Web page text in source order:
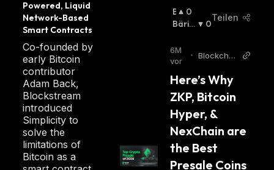
Powered, Liquid
Network-Based
Smart Contracts
Co-founded by
early Bitcoin
contributor
Adam Back,
Blockstream
introduced
Simplicity to
solve the
limitations of
Bitcoin as a
B
U
I
S
H
:
0
Bäris
0
Teilen
6M
vor
•
Blockchai
Here’s Why
ZKP, Bitcoin
Hyper, &
NexChain are
the Best
Presale Coins